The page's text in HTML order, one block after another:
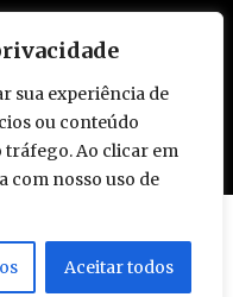
sua experiência de
ou conteúdo
tráfego. Ao clicar em
com nosso uso de
Aceitar todos
direitos reservados. Brasil.